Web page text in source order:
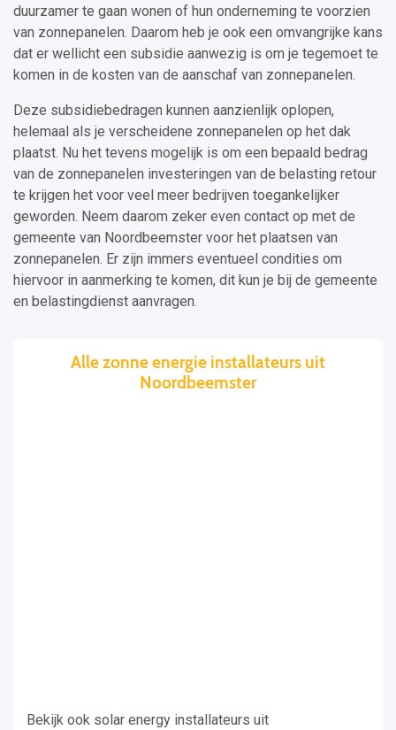
duurzamer te gaan wonen of hun onderneming te voorzien
van zonnepanelen. Daarom heb je ook een omvangrijke kans
dat er wellicht een subsidie aanwezig is om je tegemoet te
komen in de kosten van de aanschaf van zonnepanelen.
Deze subsidiebedragen kunnen aanzienlijk oplopen,
helemaal als je verscheidene zonnepanelen op het dak
plaatst. Nu het tevens mogelijk is om een bepaald bedrag
van de zonnepanelen investeringen van de belasting retour
te krijgen het voor veel meer bedrijven toegankelijker
geworden. Neem daarom zeker even contact op met de
gemeente van Noordbeemster voor het plaatsen van
zonnepanelen. Er zijn immers eventueel condities om
hiervoor in aanmerking te komen, dit kun je bij de gemeente
en belastingdienst aanvragen.
Alle zonne energie installateurs uit
Noordbeemster
Bekijk ook solar energy installateurs uit